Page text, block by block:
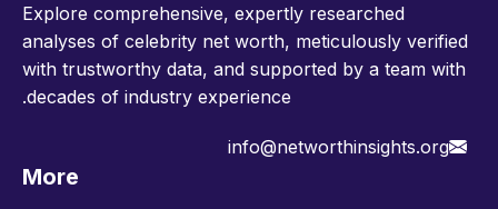
Explore comprehensive, expertly researched
analyses of celebrity net worth, meticulously verified
with trustworthy data, and supported by a team with
decades of industry experience.
info@networthinsights.org
More